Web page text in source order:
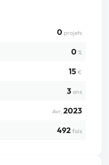
0 projets
0 %
15 €
3 ans
Avr. 2023
492 fois